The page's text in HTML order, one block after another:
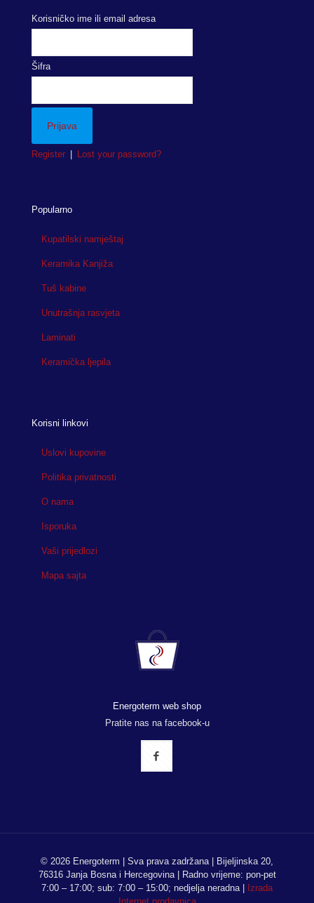
Korisničko ime ili email adresa
Šifra
Register Lost your password?
Popularno
Kupatilski namještaj
Keramika Kanjiža
Tuš kabine
Unutrašnja rasvjeta
Laminati
Keramička ljepila
Korisni linkovi
Uslovi kupovine
Politika privatnosti
O nama
Isporuka
Vaši prijedlozi
Mapa sajta
Energoterm web shop
Pratite nas na facebook-u
© 2026 Energoterm | Sva prava zadržana | Bijeljinska 20,
76316 Janja Bosna i Hercegovina | Radno vrijeme: pon-pet
7:00 – 17:00; sub: 7:00 – 15:00; nedjelja neradna |
Izrada